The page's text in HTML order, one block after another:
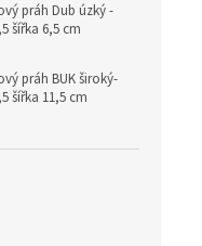
práh Dub úzký -
šířka 6,5 cm
práh BUK široký-
šířka 11,5 cm